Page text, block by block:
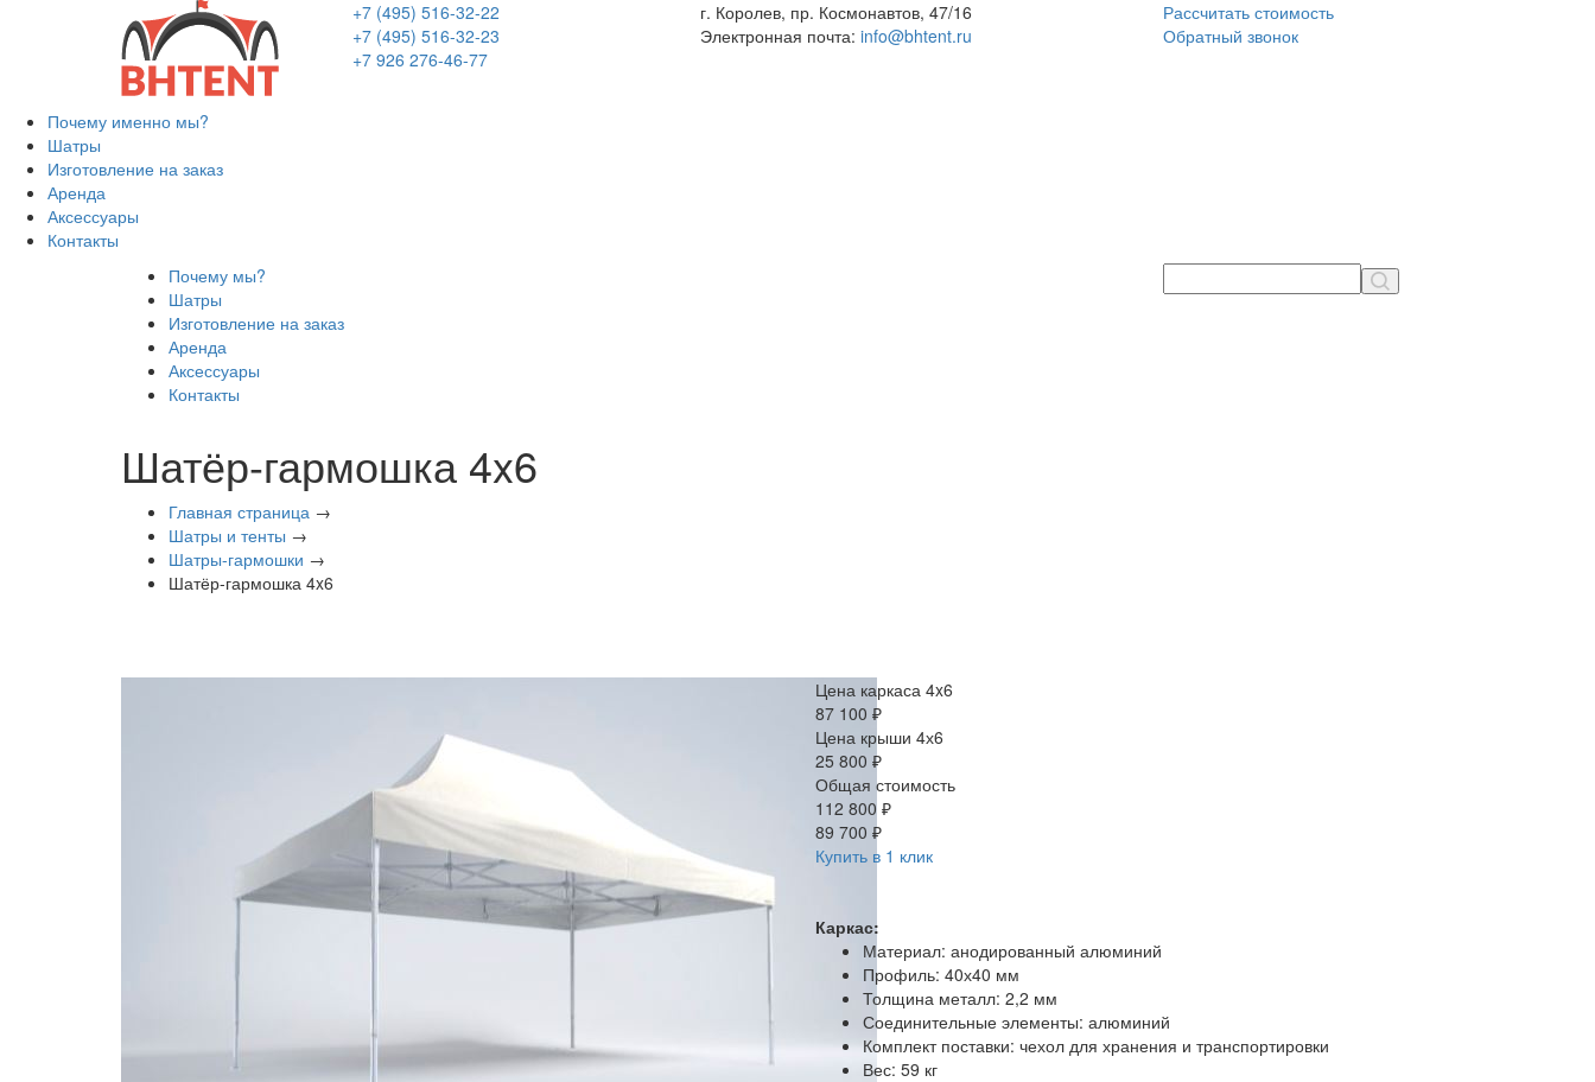
+7 (495) 516-32-22
+7 (495) 516-32-23
+7 926 276-46-77
г. Королев, пр. Космонавтов, 47/16
Электронная почта: info@bhtent.ru
Рассчитать стоимость
Обратный звонок
Почему именно мы?
Шатры
Изготовление на заказ
Аренда
Аксессуары
Контакты
Почему мы?
Шатры
Изготовление на заказ
Аренда
Аксессуары
Контакты
Шатёр-гармошка 4x6
Главная страница →
Шатры и тенты →
Шатры-гармошки →
Шатёр-гармошка 4x6
Цена каркаса 4x6
87 100 ₽
Цена крыши 4х6
25 800 ₽
Общая стоимость
112 800 ₽
89 700 ₽
Купить в 1 клик
Каркас:
Материал: анодированный алюминий
Профиль: 40х40 мм
Толщина металл: 2,2 мм
Соединительные элементы: алюминий
Комплект поставки: чехол для хранения и транспортировки
Вес: 59 кг